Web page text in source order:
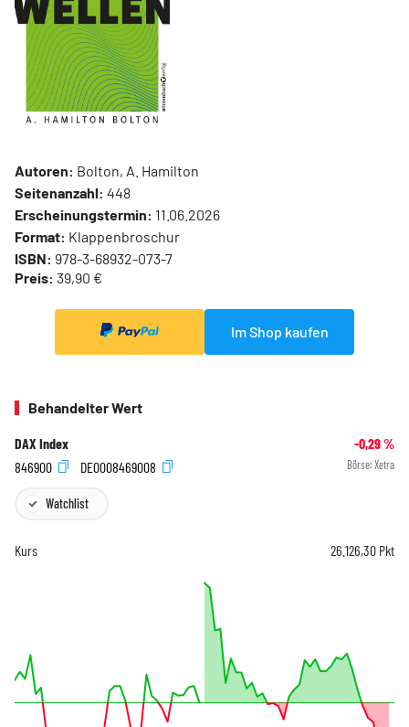
Autoren: Bolton, A. Hamilton
Seitenanzahl: 448
Erscheinungstermin: 11.06.2026
Format: Klappenbroschur
ISBN: 978-3-68932-073-7
Preis: 39,90 €
Im Shop kaufen
Behandelter Wert
DAX Index -0,29%
846900
DE0008469008 Börse: Xetra
Watchlist
Kurs 26.126,30 Pkt